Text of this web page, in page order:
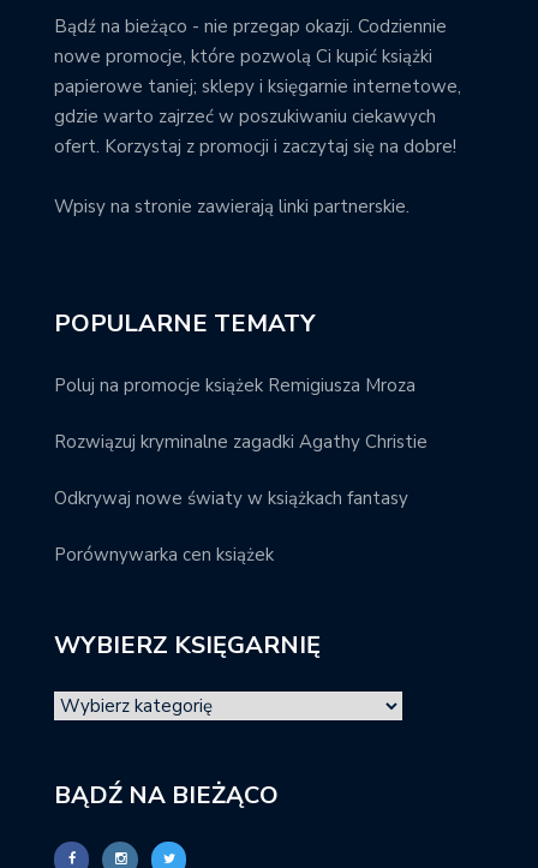
Bądź na bieżąco - nie przegap okazji. Codziennie
nowe promocje, które pozwolą Ci kupić książki
papierowe taniej; sklepy i księgarnie internetowe,
gdzie warto zajrzeć w poszukiwaniu ciekawych
ofert. Korzystaj z promocji i zaczytaj się na dobre!
Wpisy na stronie zawierają linki partnerskie.
POPULARNE TEMATY
Poluj na promocje książek Remigiusza Mroza
Rozwiązuj kryminalne zagadki Agathy Christie
Odkrywaj nowe światy w książkach fantasy
Porównywarka cen książek
WYBIERZ KSIĘGARNIĘ
BĄDŹ NA BIEŻĄCO